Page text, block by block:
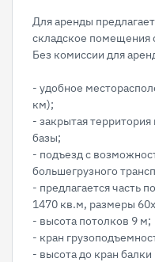
Для аренды
складское
Без комиссии для
- удобное
км);
- закрытая
базы;
- подъезд с
большегрузного
- предлагается
1470 кв.м, размеры
- высота потолков 9 м;
- кран
- высота до кран